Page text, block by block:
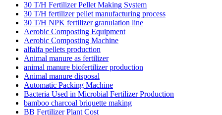
30 T/H Fertilizer Pellet Making System
30 T/H fertilizer pellet manufacturing process
30 T/H NPK fertilizer granulation line
Aerobic Composting Equipment
Aerobic Composting Machine
alfalfa pellets production
Animal manure as fertilizer
animal manure biofertilizer production
Animal manure disposal
Automatic Packing Machine
Bacteria Used in Microbial Fertilizer Production
bamboo charcoal briquette making
BB Fertilizer Plant Cost